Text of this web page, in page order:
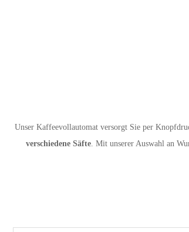
Unser Kaffeevollautomat versorgt Sie per
verschiedene Säfte. Mit unserer Auswahl an